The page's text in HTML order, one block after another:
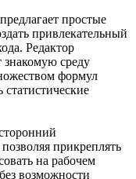
простые
привлекательный
Редактор
знакомую среду
формул
прикреплять
на рабочем
возможности